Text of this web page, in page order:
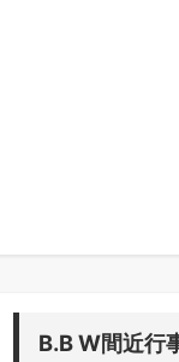
B.B W間近行